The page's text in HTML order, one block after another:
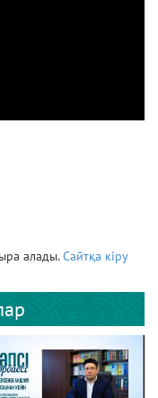
алады.Сайтқа кіру